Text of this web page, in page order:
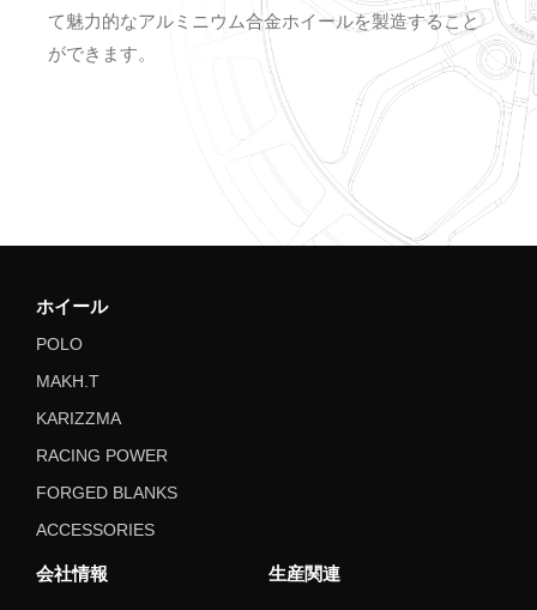
て魅力的なアルミニウム合金ホイールを製造すること
ができます。
ホイール
POLO
MAKH.T
KARIZZMA
RACING POWER
FORGED BLANKS
ACCESSORIES
会社情報 生産関連